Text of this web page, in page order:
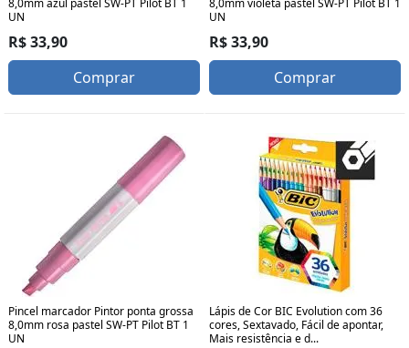
8,0mm azul pastel SW-PT Pilot BT 1
UN
R$ 33,90
Comprar
8,0mm violeta pastel SW-PT Pilot BT 1
UN
R$ 33,90
Comprar
Pincel marcador Pintor ponta grossa
8,0mm rosa pastel SW-PT Pilot BT 1
UN
Lápis de Cor BIC Evolution com 36
cores, Sextavado, Fácil de apontar,
Mais resistência e d...